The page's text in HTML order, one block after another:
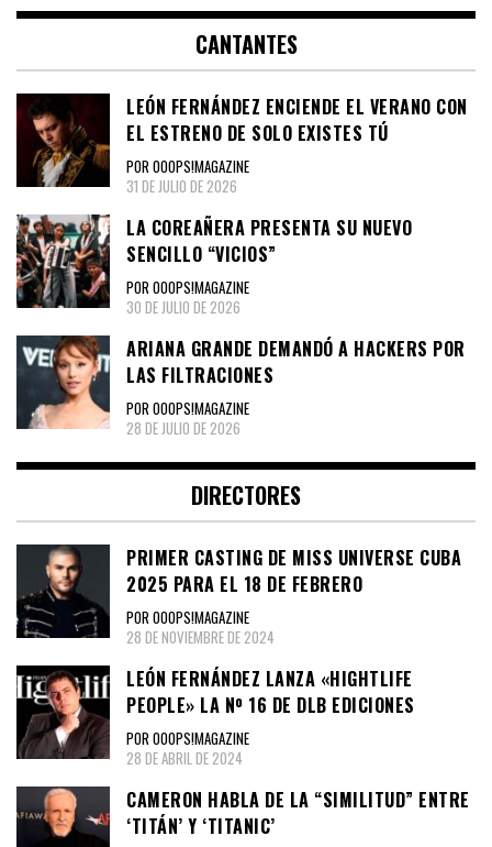
CANTANTES
LEÓN FERNÁNDEZ ENCIENDE EL VERANO CON
EL ESTRENO DE SOLO EXISTES TÚ
POR OOOPS!MAGAZINE
31 DE JULIO DE 2026
LA COREAÑERA PRESENTA SU NUEVO
SENCILLO “VICIOS”
POR OOOPS!MAGAZINE
30 DE JULIO DE 2026
ARIANA GRANDE DEMANDÓ A HACKERS POR
LAS FILTRACIONES
POR OOOPS!MAGAZINE
28 DE JULIO DE 2026
DIRECTORES
PRIMER CASTING DE MISS UNIVERSE CUBA
2025 PARA EL 18 DE FEBRERO
POR OOOPS!MAGAZINE
28 DE NOVIEMBRE DE 2024
LEÓN FERNÁNDEZ LANZA «HIGHTLIFE
PEOPLE» LA Nº 16 DE DLB EDICIONES
POR OOOPS!MAGAZINE
28 DE ABRIL DE 2024
CAMERON HABLA DE LA “SIMILITUD” ENTRE
‘TITÁN’ Y ‘TITANIC’